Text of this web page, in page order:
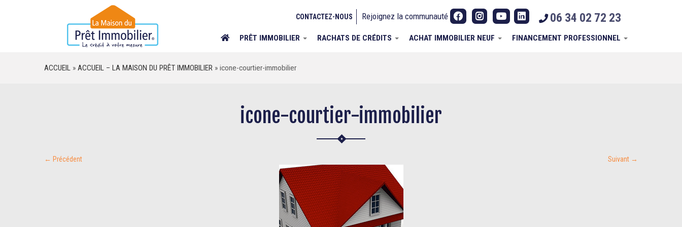
06 34 02 72 23
CONTACTEZ-NOUS Rejoignez la communauté
PRÊT IMMOBILIER RACHATS DE CRÉDITS ACHAT IMMOBILIER NEUF FINANCEMENT PROFESSIONNEL
ACCUEIL » ACCUEIL – LA MAISON DU PRÊT IMMOBILIER » icone-courtier-immobilier
icone-courtier-immobilier
← Précédent Suivant →